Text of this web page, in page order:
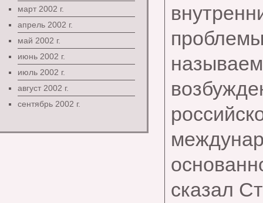
март 2002 г.
апрель 2002 г.
май 2002 г.
июнь 2002 г.
июль 2002 г.
август 2002 г.
сентябрь 2002 г.
проблемы
сказал